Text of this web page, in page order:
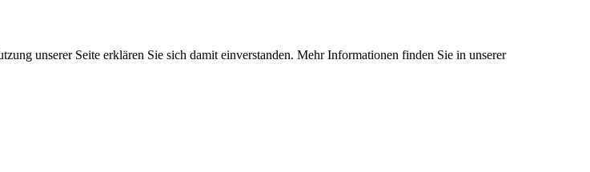
unserer Seite erklären Sie sich damit einverstanden. Mehr Informationen finden Sie in unserer